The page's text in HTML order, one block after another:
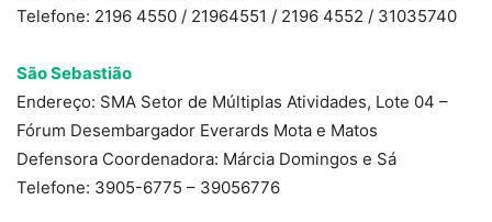
Telefone: 2196 4550 / 21964551 / 2196 4552 / 31035740
São Sebastião
Endereço: SMA Setor de Múltiplas Atividades, Lote 04 –
Fórum Desembargador Everards Mota e Matos
Defensora Coordenadora: Márcia Domingos e Sá
Telefone: 3905-6775 – 39056776